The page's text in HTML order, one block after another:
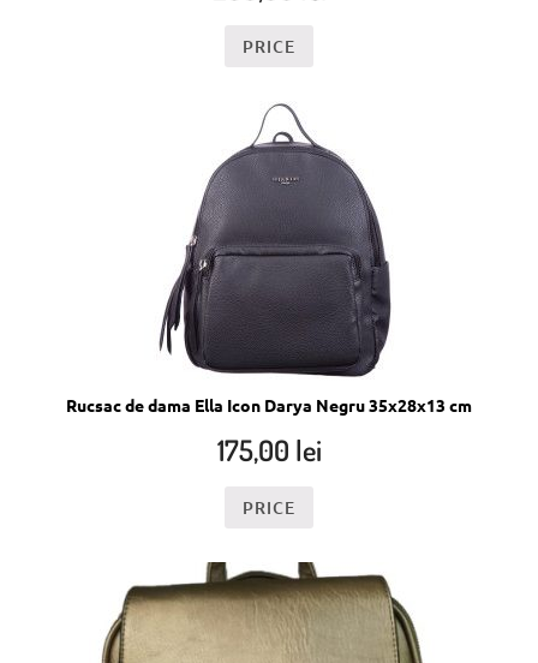
PRICE
Rucsac de dama Ella Icon Darya Negru 35x28x13 cm
175,00 lei
PRICE